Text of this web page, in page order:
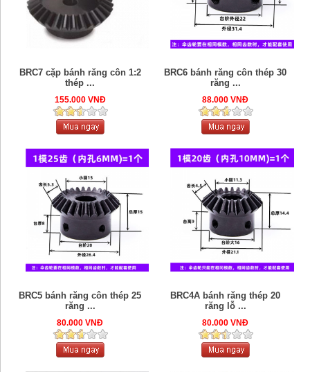
BRC7 cặp bánh răng côn 1:2
thép ...
155.000 VNĐ
BRC6 bánh răng côn thép 30
răng ...
88.000 VNĐ
BRC5 bánh răng côn thép 25
răng ...
80.000 VNĐ
BRC4A bánh răng thép 20
răng lỗ ...
80.000 VNĐ